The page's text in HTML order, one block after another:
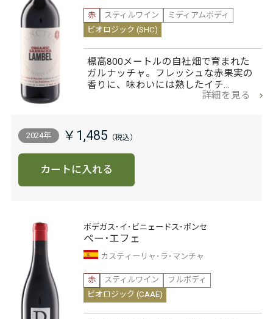
赤
スティルワイン
ミディアムボディ
ビオロジック (SHC)
標高800メートルの自社畑で育まれた
ガルナッチャ。フレッシュな赤果実の
香りに、味わいには熟したイチ…
詳細を見る
2024年 ￥1,485
カートに入れる
ボデガス･イ･ビニェードス･ポンセ
ペー･エフェ
カスティーリャ･ラ･マンチャ
赤
スティルワイン
フルボディ
ビオロジック (CAAE)